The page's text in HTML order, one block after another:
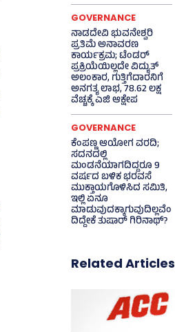
GOVERNANCE
ನಾಡದೇವಿ ಭುವನೇಶ್ವರಿ
ಪ್ರತಿಮೆ ಅನಾವರಣ
ಕಾರ್ಯಕ್ರಮ; ಟೆಂಡರ್
ಪ್ರಕ್ರಿಯೆಯಿಲ್ಲದೇ ವಿದ್ಯುತ್‌
ಅಲಂಕಾರ, ಗುತ್ತಿಗೆದಾರನಿಗೆ
ಅನಗತ್ಯ ಲಾಭ, 78.62 ಲಕ್ಷ
ವೆಚ್ಚಕ್ಕೆ ಎಜಿ ಆಕ್ಷೇಪ
GOVERNANCE
ಕೆಂಪಣ್ಣ ಆಯೋಗ ವರದಿ;
ಸದನದಲ್ಲಿ
ಮಂಡನೆಯಾಗದಿದ್ದರೂ 9
ವರ್ಷದ ಬಳಿಕ ಭರವಸೆ
ಮುಕ್ತಾಯಗೊಳಿಸಿದ ಸಮಿತಿ,
ಇಲ್ಲಿ ಏನೂ
ಮಾಡುವುದಕ್ಕಾಗುವುದಿಲ್ಲವೆಂ
ದಿದ್ದೇಕೆ ತುಷಾರ್ ಗಿರಿನಾಥ್?
Related Articles